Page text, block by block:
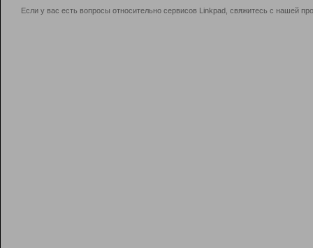
Если у вас есть вопросы относительно сервисов Linkpad, свяжитесь с нашей